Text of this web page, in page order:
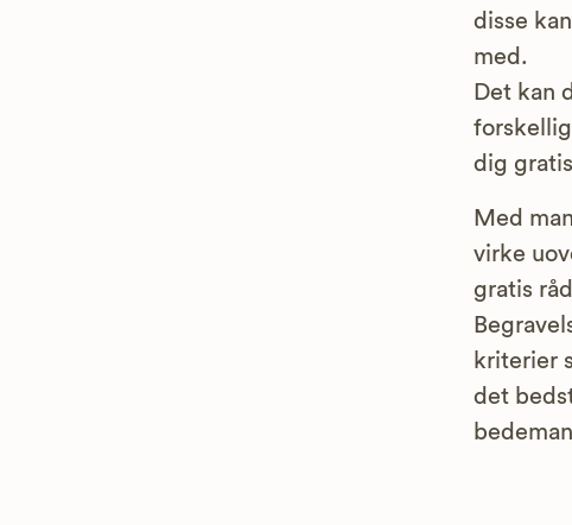
disse
med.
Det kan
dig
Med
virke
gratis
kriterier
det